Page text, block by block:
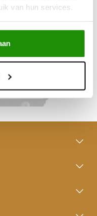
van hun services.